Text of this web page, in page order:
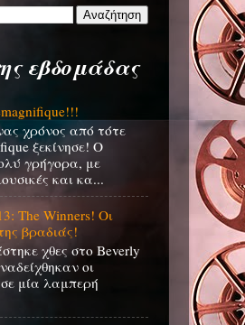
εβδομάδας
χρόνος από τότε
ξεκίνησε! Ο
γρήγορα, με
και κα...
The Winners! Οι
βραδιάς!
χθες στο Beverly
οι
μία λαμπερή